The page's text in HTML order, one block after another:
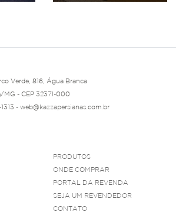
Verde, 816, Água Branca
MG - CEP 32371-000
- web@kazzapersianas.com.br
PRODUTOS
ONDE COMPRAR
PORTAL DA REVENDA
SEJA UM REVENDEDOR
CONTATO